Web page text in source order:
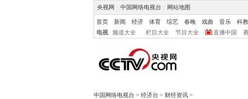
央视网 中国网络电视台 网站地图
首页 新闻 经济 体育 综艺 春晚 戏曲 音乐 科教
电视
频道大全 栏目大全 节目大全 直播中国
中国网络电视台 > 经济台 > 财经资讯 >